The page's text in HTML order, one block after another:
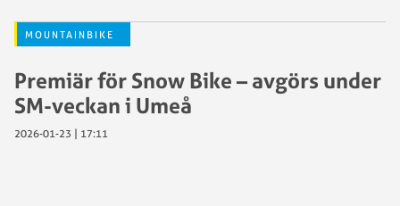
MOUNTAINBIKE
Premiär för Snow Bike – avgörs under
SM-veckan i Umeå
2026-01-23 | 17:11